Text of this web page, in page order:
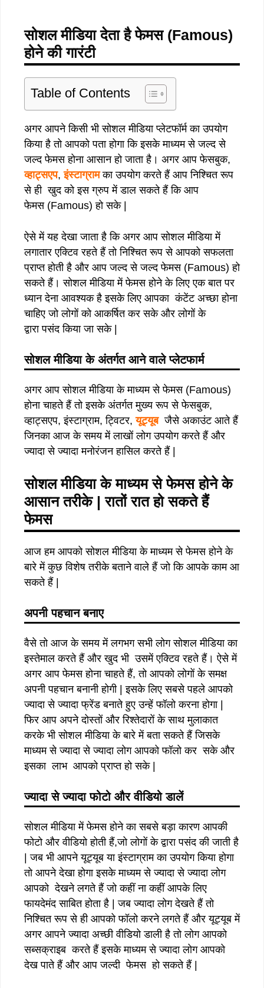
सोशल मीडिया देता है फेमस (Famous)
होने की गारंटी
Table of Contents
अगर आपने किसी भी सोशल मीडिया प्लेटफॉर्म का उपयोग
किया है तो आपको पता होगा कि इसके माध्यम से जल्द से
जल्द फेमस होना आसान हो जाता है। अगर आप फेसबुक,
व्हाट्सएप,इंस्टाग्रामका उपयोग करते हैं आप निश्चित रूप
से ही खुद को इस ग्रुप में डाल सकते हैं कि आप
फेमस (Famous) हो सके |
ऐसे में यह देखा जाता है कि अगर आप सोशल मीडिया में
लगातार एक्टिव रहते हैं तो निश्चित रूप से आपको सफलता
प्राप्त होती है और आप जल्द से जल्द फेमस (Famous) हो
सकते हैं। सोशल मीडिया में फेमस होने के लिए एक बात पर
ध्यान देना आवश्यक है इसके लिए आपका कंटेंट अच्छा होना
चाहिए जो लोगों को आकर्षित कर सके और लोगों के
द्वारा पसंद किया जा सके |
सोशल मीडिया के अंतर्गत आने वाले प्लेटफार्म
अगर आप सोशल मीडिया के माध्यम से फेमस (Famous)
होना चाहते हैं तो इसके अंतर्गत मुख्य रूप से फेसबुक,
व्हाट्सएप, इंस्टाग्राम, ट्विटर,यूट्यूबजैसे अकाउंट आते हैं
जिनका आज के समय में लाखों लोग उपयोग करते हैं और
ज्यादा से ज्यादा मनोरंजन हासिल करते हैं |
सोशल मीडिया के माध्यम से फेमस होने के
आसान तरीके|रातों रात हो सकते हैं
फेमस
आज हम आपको सोशल मीडिया के माध्यम से फेमस होने के
बारे में कुछ विशेष तरीके बताने वाले हैं जो कि आपके काम आ
सकते हैं |
अपनी पहचान बनाए
वैसे तो आज के समय में लगभग सभी लोग सोशल मीडिया का
इस्तेमाल करते हैं और खुद भी उसमें एक्टिव रहते हैं। ऐसे में
अगर आप फेमस होना चाहते हैं, तो आपको लोगों के समक्ष
अपनी पहचान बनानी होगी | इसके लिए सबसे पहले आपको
ज्यादा से ज्यादा फ्रेंड बनाते हुए उन्हें फॉलो करना होगा |
फिर आप अपने दोस्तों और रिश्तेदारों के साथ मुलाकात
करके भी सोशल मीडिया के बारे में बता सकते हैं जिसके
माध्यम से ज्यादा से ज्यादा लोग आपको फॉलो कर सके और
इसका लाभ आपको प्राप्त हो सके |
ज्यादा से ज्यादा फोटो और वीडियो डालें
सोशल मीडिया में फेमस होने का सबसे बड़ा कारण आपकी
फोटो और वीडियो होती हैं,जो लोगों के द्वारा पसंद की जाती है
| जब भी आपने यूट्यूब या इंस्टाग्राम का उपयोग किया होगा
तो आपने देखा होगा इसके माध्यम से ज्यादा से ज्यादा लोग
आपको देखने लगते हैं जो कहीं ना कहीं आपके लिए
फायदेमंद साबित होता है | जब ज्यादा लोग देखते हैं तो
निश्चित रूप से ही आपको फॉलो करने लगते हैं और यूट्यूब में
अगर आपने ज्यादा अच्छी वीडियो डाली है तो लोग आपको
सब्सक्राइब करते हैं इसके माध्यम से ज्यादा लोग आपको
देख पाते हैं और आप जल्दी फेमस हो सकते हैं |